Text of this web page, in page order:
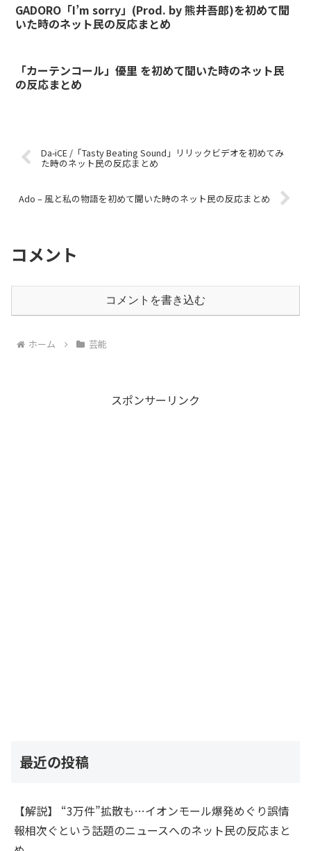
GADORO「I’m sorry」(Prod. by 熊井吾郎)を初めて聞
いた時のネット民の反応まとめ
「カーテンコール」優里 を初めて聞いた時のネット民
の反応まとめ
Da-iCE /「Tasty Beating Sound」リリックビデオを初めてみ
た時のネット民の反応まとめ
Ado – 風と私の物語を初めて聞いた時のネット民の反応まとめ
コメント
コメントを書き込む
ホーム 芸能
スポンサーリンク
最近の投稿
【解説】 “3万件”拡散も…イオンモール爆発めぐり誤情
報相次ぐという話題のニュースへのネット民の反応まと